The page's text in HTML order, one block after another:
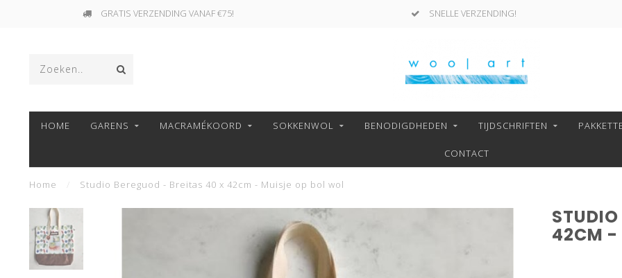
GRATIS VERZENDING VANAF €75! SNELLE VERZENDING!
HOME GARENS MACRAMÉKOORD SOKKENWOL BENODIGDHEDEN TIJDSCHRIFTEN
CONTACT
Home Studio Bereguod - Breitas 40 x 42cm - Muisje op bol wol
42CM -